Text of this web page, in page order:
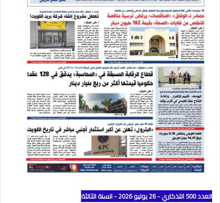
العدد 500 التذكاري - 26 يوليو 2026 - السنة الثالثة